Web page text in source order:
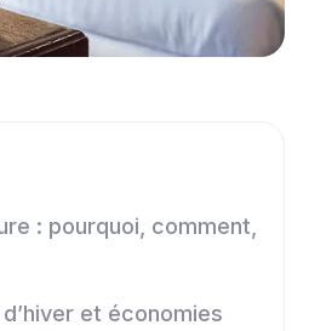
: pourquoi, comment,
et économies